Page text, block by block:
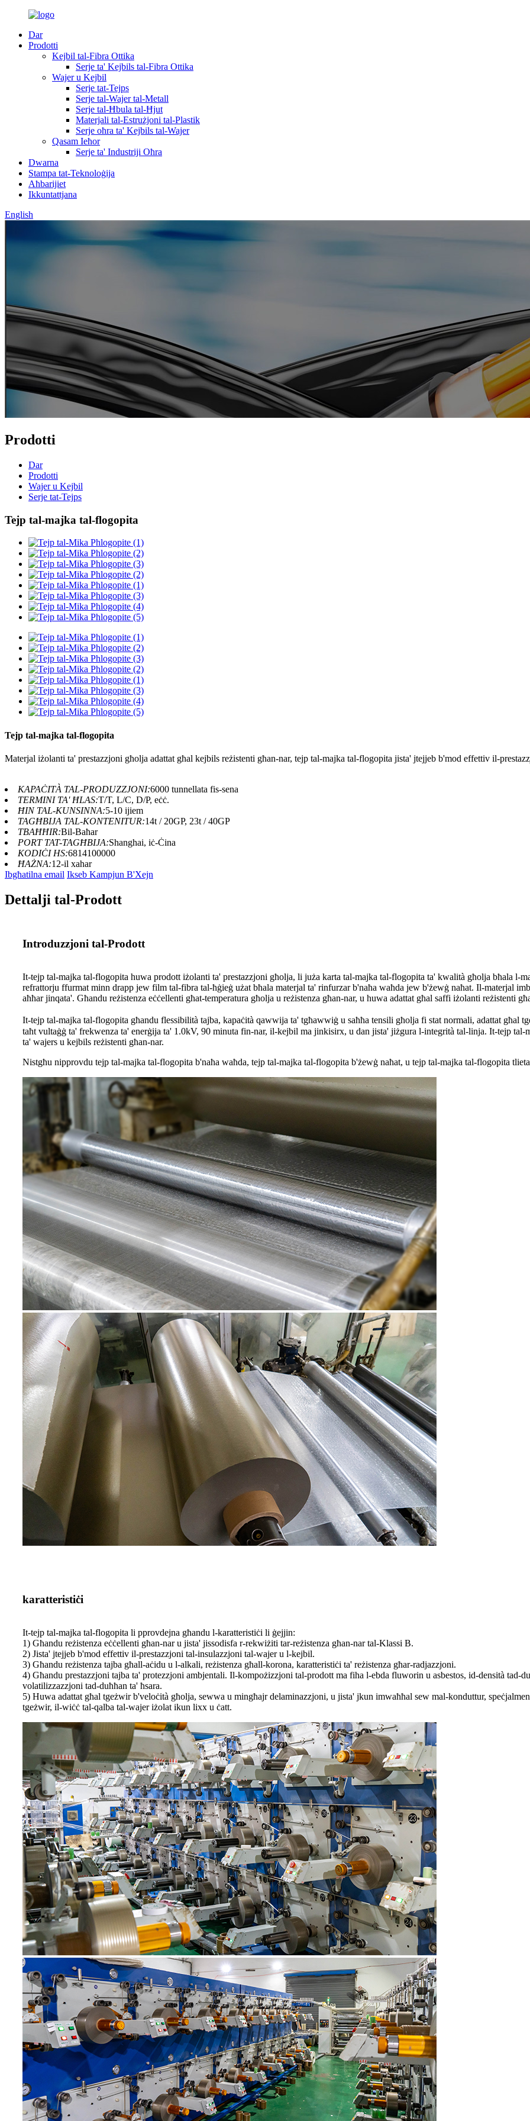
Dar
Prodotti
Kejbil tal-Fibra Ottika
Serje ta' Kejbils tal-Fibra Ottika
Wajer u Kejbil
Serje tat-Tejps
Serje tal-Wajer tal-Metall
Serje tal-Ħbula tal-Ħjut
Materjali tal-Estrużjoni tal-Plastik
Serje oħra ta' Kejbils tal-Wajer
Qasam Ieħor
Serje ta' Industriji Oħra
Dwarna
Stampa tat-Teknoloġija
Aħbarijiet
Ikkuntattjana
English
Prodotti
Dar
Prodotti
Wajer u Kejbil
Serje tat-Tejps
Tejp tal-majka tal-flogopita
Tejp tal-majka tal-flogopita
Materjal iżolanti ta' prestazzjoni għolja adattat għal kejbils reżistenti għan-nar, tejp tal-majka tal-flogopita jista' jtejjeb b'mod effettiv il-
KAPAĊITÀ TAL-PRODUZZJONI:6000 tunnellata fis-sena
TERMINI TA' ĦLAS:T/T, L/C, D/P, eċċ.
ĦIN TAL-KUNSINNA:5-10 ijiem
TAGĦBIJA TAL-KONTENITUR:14t / 20GP, 23t / 40GP
TBAĦĦIR:Bil-Baħar
PORT TAT-TAGĦBIJA:Shanghai, iċ-Ċina
KODIĊI HS:6814100000
ĦAŻNA:12-il xahar
Ibgħatilna email Ikseb Kampjun B'Xejn
Dettalji tal-Prodott
Introduzzjoni tal-Prodott
It-tejp tal-majka tal-flogopita huwa prodott iżolanti ta' prestazzjoni għolja, li juża karta tal-majka tal-flogopita ta' kwalità għolja bħala l-
refrattorju ffurmat minn drapp jew film tal-fibra tal-ħġieġ użat bħala materjal ta' rinfurzar b'naħa waħda jew b'żewġ naħat. Il-materjal
aħħar jinqata'. Għandu reżistenza eċċellenti għat-temperatura għolja u reżistenza għan-nar, u huwa adattat għal saffi iżolanti reżistenti
It-tejp tal-majka tal-flogopita għandu flessibilità tajba, kapaċità qawwija ta' tgħawwiġ u saħħa tensili għolja fi stat normali, adattat
taħt vultaġġ ta' frekwenza ta' enerġija ta' 1.0kV, 90 minuta fin-nar, il-kejbil ma jinkisirx, u dan jista' jiżgura l-integrità tal-linja. It-tejp
ta' wajers u kejbils reżistenti għan-nar.
Nistgħu nipprovdu tejp tal-majka tal-flogopita b'naħa waħda, tejp tal-majka tal-flogopita b'żewġ naħat, u tejp tal-majka tal-flogopita
karatteristiċi
It-tejp tal-majka tal-flogopita li pprovdejna għandu l-karatteristiċi li ġejjin:
1) Għandu reżistenza eċċellenti għan-nar u jista' jissodisfa r-rekwiżiti tar-reżistenza għan-nar tal-Klassi B.
2) Jista' jtejjeb b'mod effettiv il-prestazzjoni tal-insulazzjoni tal-wajer u l-kejbil.
3) Għandu reżistenza tajba għall-aċidu u l-alkali, reżistenza għall-korona, karatteristiċi ta' reżistenza għar-radjazzjoni.
4) Għandu prestazzjoni tajba ta' protezzjoni ambjentali. Il-kompożizzjoni tal-prodott ma fiha l-ebda fluworin u asbestos, id-densità tad-
volatilizzazzjoni tad-duħħan ta' ħsara.
5) Huwa adattat għal tgeżwir b'veloċità għolja, sewwa u mingħajr delaminazzjoni, u jista' jkun imwaħħal sew mal-konduttur,
tgeżwir, il-wiċċ tal-qalba tal-wajer iżolat ikun lixx u ċatt.